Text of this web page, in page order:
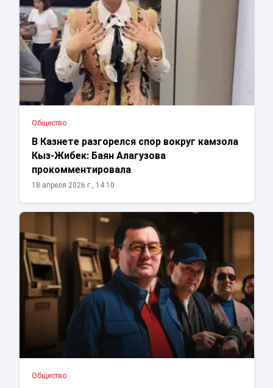
Общество
В Казнете разгорелся спор вокруг камзола
Кыз-Жибек: Баян Алагузова
прокомментировала
18 апреля 2026 г., 14:10
Общество